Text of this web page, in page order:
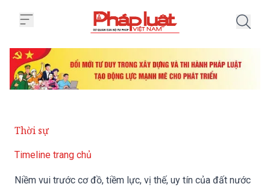
Thời sự
Timeline trang chủ
Niềm vui trước cơ đồ, tiềm lực, vị thế, uy tín của đất nước